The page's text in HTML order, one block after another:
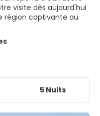
visite dès aujourd'hui
région captivante au
5 Nuits